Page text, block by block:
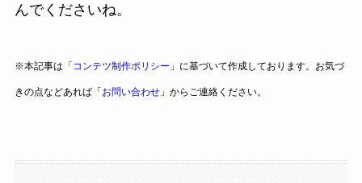
んでくださいね。
※本記事は「 コンテツ制作ポリシー 」に基づいて作成しております。お気づ
きの点などあれば「お問い合わせ」からご連絡ください。